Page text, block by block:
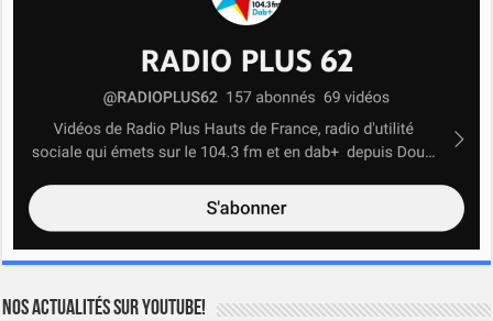
Nos actualités sur YOUTUBE!